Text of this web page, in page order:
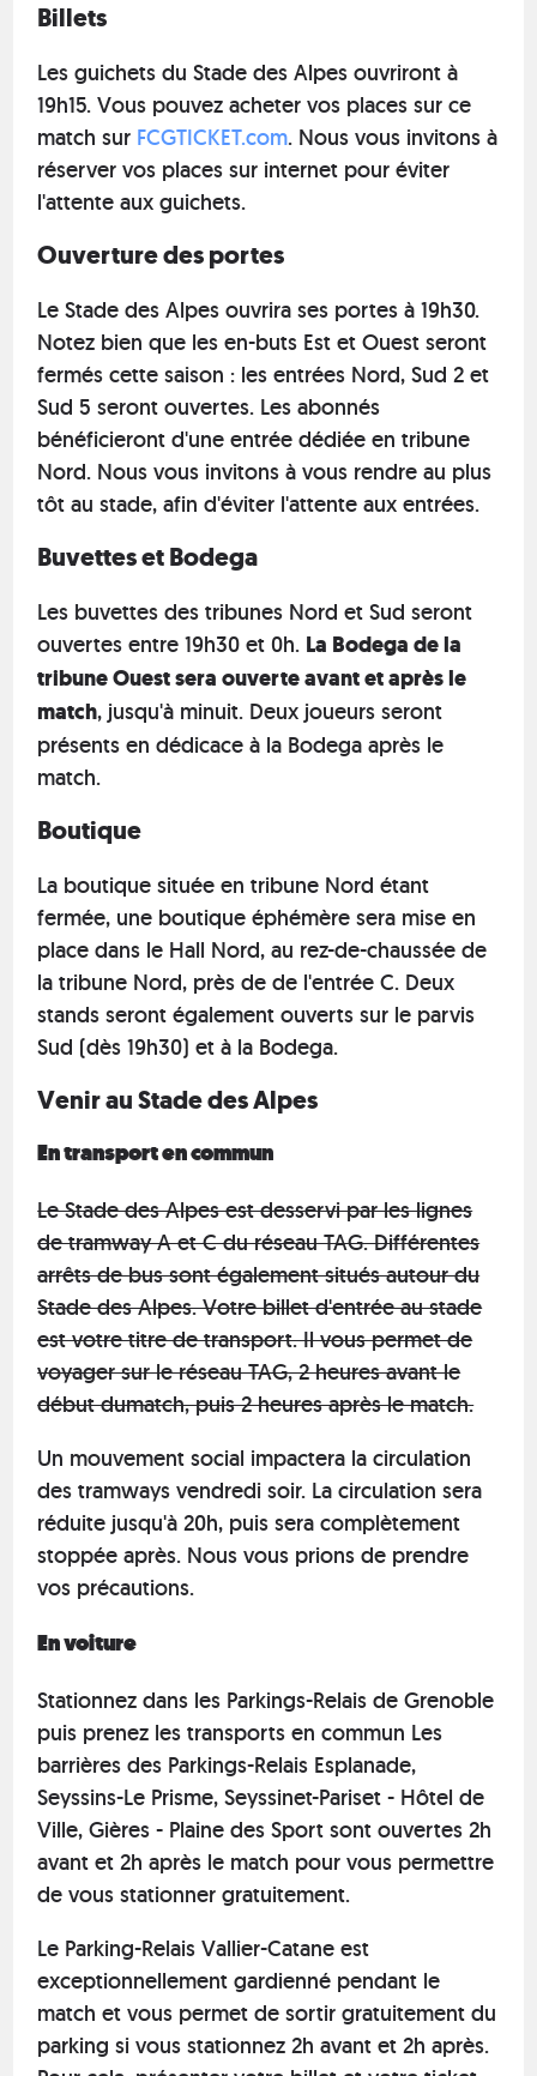
Billets
Les guichets du Stade des Alpes ouvriront à
19h15. Vous pouvez acheter vos places sur ce
match sur FCGTICKET.com. Nous vous invitons à
réserver vos places sur internet pour éviter
l'attente aux guichets.
Ouverture des portes
Le Stade des Alpes ouvrira ses portes à 19h30.
Notez bien que les en-buts Est et Ouest seront
fermés cette saison : les entrées Nord, Sud 2 et
Sud 5 seront ouvertes. Les abonnés
bénéficieront d'une entrée dédiée en tribune
Nord. Nous vous invitons à vous rendre au plus
tôt au stade, afin d'éviter l'attente aux entrées.
Buvettes et Bodega
Les buvettes des tribunes Nord et Sud seront
ouvertes entre 19h30 et 0h. La Bodega de la
tribune Ouest sera ouverte avant et après le
match, jusqu'à minuit. Deux joueurs seront
présents en dédicace à la Bodega après le
match.
Boutique
La boutique située en tribune Nord étant
fermée, une boutique éphémère sera mise en
place dans le Hall Nord, au rez-de-chaussée de
la tribune Nord, près de de l'entrée C. Deux
stands seront également ouverts sur le parvis
Sud (dès 19h30) et à la Bodega.
Venir au Stade des Alpes
En transport en commun
Le Stade des Alpes est desservi par les lignes
de tramway A et C du réseau TAG. Différentes
arrêts de bus sont également situés autour du
Stade des Alpes. Votre billet d'entrée au stade
est votre titre de transport. Il vous permet de
voyager sur le réseau TAG, 2 heures avant le
début dumatch, puis 2 heures après le match.
Un mouvement social impactera la circulation
des tramways vendredi soir. La circulation sera
réduite jusqu'à 20h, puis sera complètement
stoppée après. Nous vous prions de prendre
vos précautions.
En voiture
Stationnez dans les Parkings-Relais de Grenoble
puis prenez les transports en commun Les
barrières des Parkings-Relais Esplanade,
Seyssins-Le Prisme, Seyssinet-Pariset - Hôtel de
Ville, Gières - Plaine des Sport sont ouvertes 2h
avant et 2h après le match pour vous permettre
de vous stationner gratuitement.
Le Parking-Relais Vallier-Catane est
exceptionnellement gardienné pendant le
match et vous permet de sortir gratuitement du
parking si vous stationnez 2h avant et 2h après.